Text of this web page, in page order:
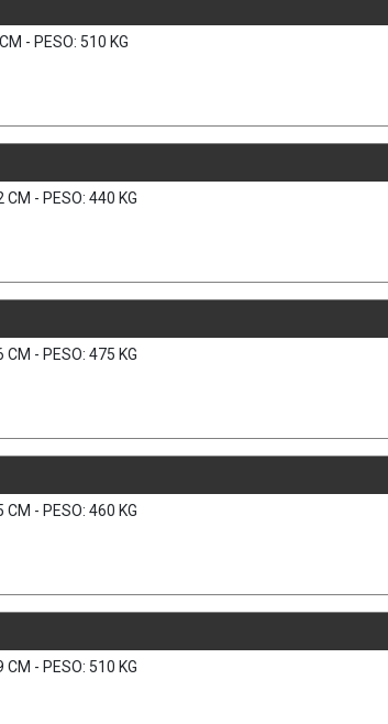
- PESO: 510 KG
- PESO: 440 KG
- PESO: 475 KG
- PESO: 460 KG
- PESO: 510 KG